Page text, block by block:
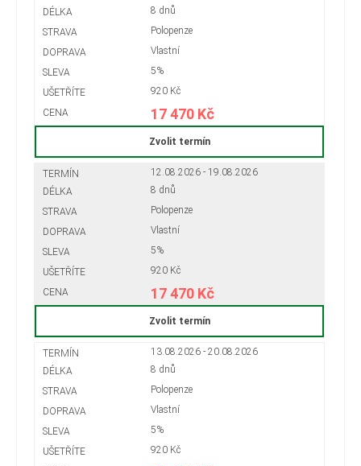
8 dnů
Polopenze
Vlastní
5%
920 Kč
17 470 Kč
Zvolit termín
12.08.2026 - 19.08.2026
8 dnů
Polopenze
Vlastní
5%
920 Kč
17 470 Kč
Zvolit termín
13.08.2026 - 20.08.2026
8 dnů
Polopenze
Vlastní
5%
920 Kč